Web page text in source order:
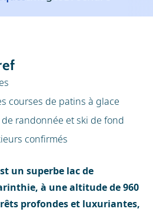
courses de patins à glace
randonnée et ski de fond
confirmés
un superbe lac de
à une altitude de 960
profondes et luxuriantes,